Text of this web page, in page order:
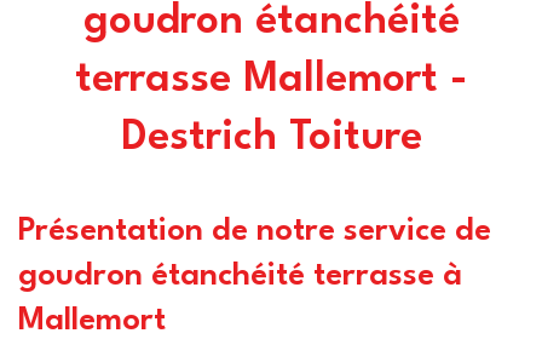
goudron étanchéité
terrasse Mallemort -
Destrich Toiture
Présentation de notre service de
goudron étanchéité terrasse à
Mallemort